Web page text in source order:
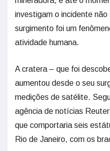
investigam o incidente
surgimento foi um
atividade humana.
A cratera – que foi
aumentou desde o seu
medições de satélite.
agência de notícias
que comportaria seis
Rio de Janeiro, com os